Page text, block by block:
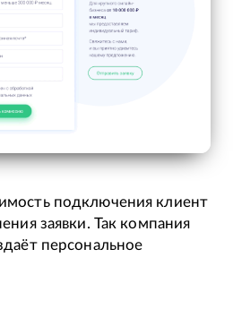
подключения клиент
заявки. Так компания
персональное